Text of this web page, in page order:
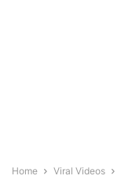
Home Viral Videos